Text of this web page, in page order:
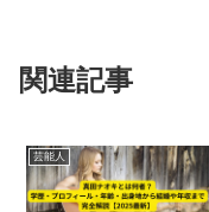
関連記事
芸能人